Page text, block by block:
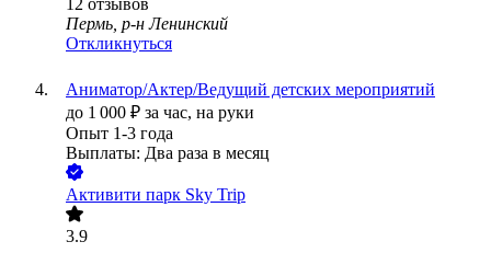
12 отзывов
Пермь, р-н Ленинский
Откликнуться
Аниматор/Актер/Ведущий детских мероприятий
до 1 000 ₽ за час, на руки
Опыт 1-3 года
Выплаты: Два раза в месяц
Активити парк Sky Trip
3.9